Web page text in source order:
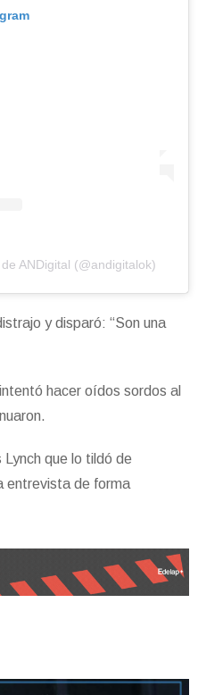
ANDigital (@andigitalok)
y disparó: “Son una
hacer oídos sordos al
que lo tildó de
entrevista de forma